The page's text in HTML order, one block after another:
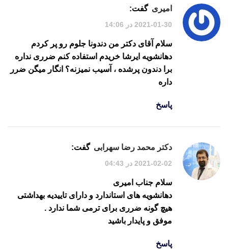
امیری گفت:
2021-01-30 در 14:06
سلام آقای دکتر من دندونا جلوم رو پر کردم
دهانشویه ایرشا خریدم استفاده کنم ضرری نداره
برا دندون پرشده ، آسیب نمیزنه؟ انگار میگن ضرر
داره
پاسخ
دکتر محمد رضا سهرابی گفت:
2021-02-02 در 04:43
سلام جناب امیری
دهانشویه های استاندارد و دارای تاییدیه بهداشتی
هیچ گونه ضرری برای ترمی شما ندارد .
موفق و پایدار باشید
پاسخ